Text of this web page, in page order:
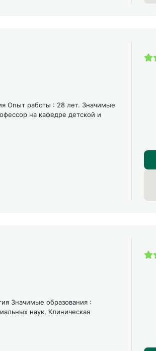
Опыт работы : 28 лет. Значимые
на кафедре детской и
Значимые образования :
наук, Клиническая